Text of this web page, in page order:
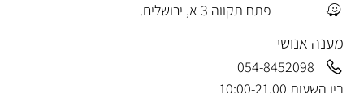
פתח תקווה 3 א, ירושלים.
מענה אנושי
054-8452098
בין השעות 10:00-21.00